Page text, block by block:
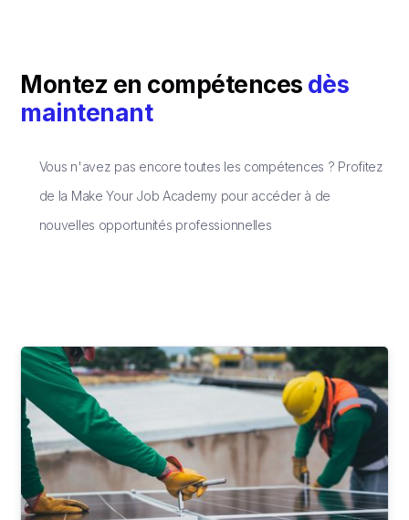
Montez en compétences dès
maintenant
Vous n'avez pas encore toutes les compétences ? Profitez
de la Make Your Job Academy pour accéder à de
nouvelles opportunités professionnelles